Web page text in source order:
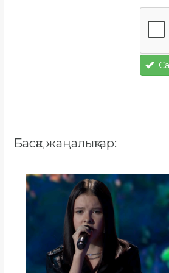
Басқа жаңалықтар: